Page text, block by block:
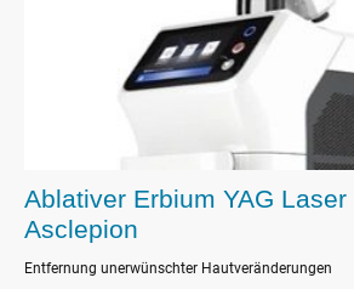
Ablativer Erbium YAG
Asclepion
Entfernung unerwünschter Hautveränderungen